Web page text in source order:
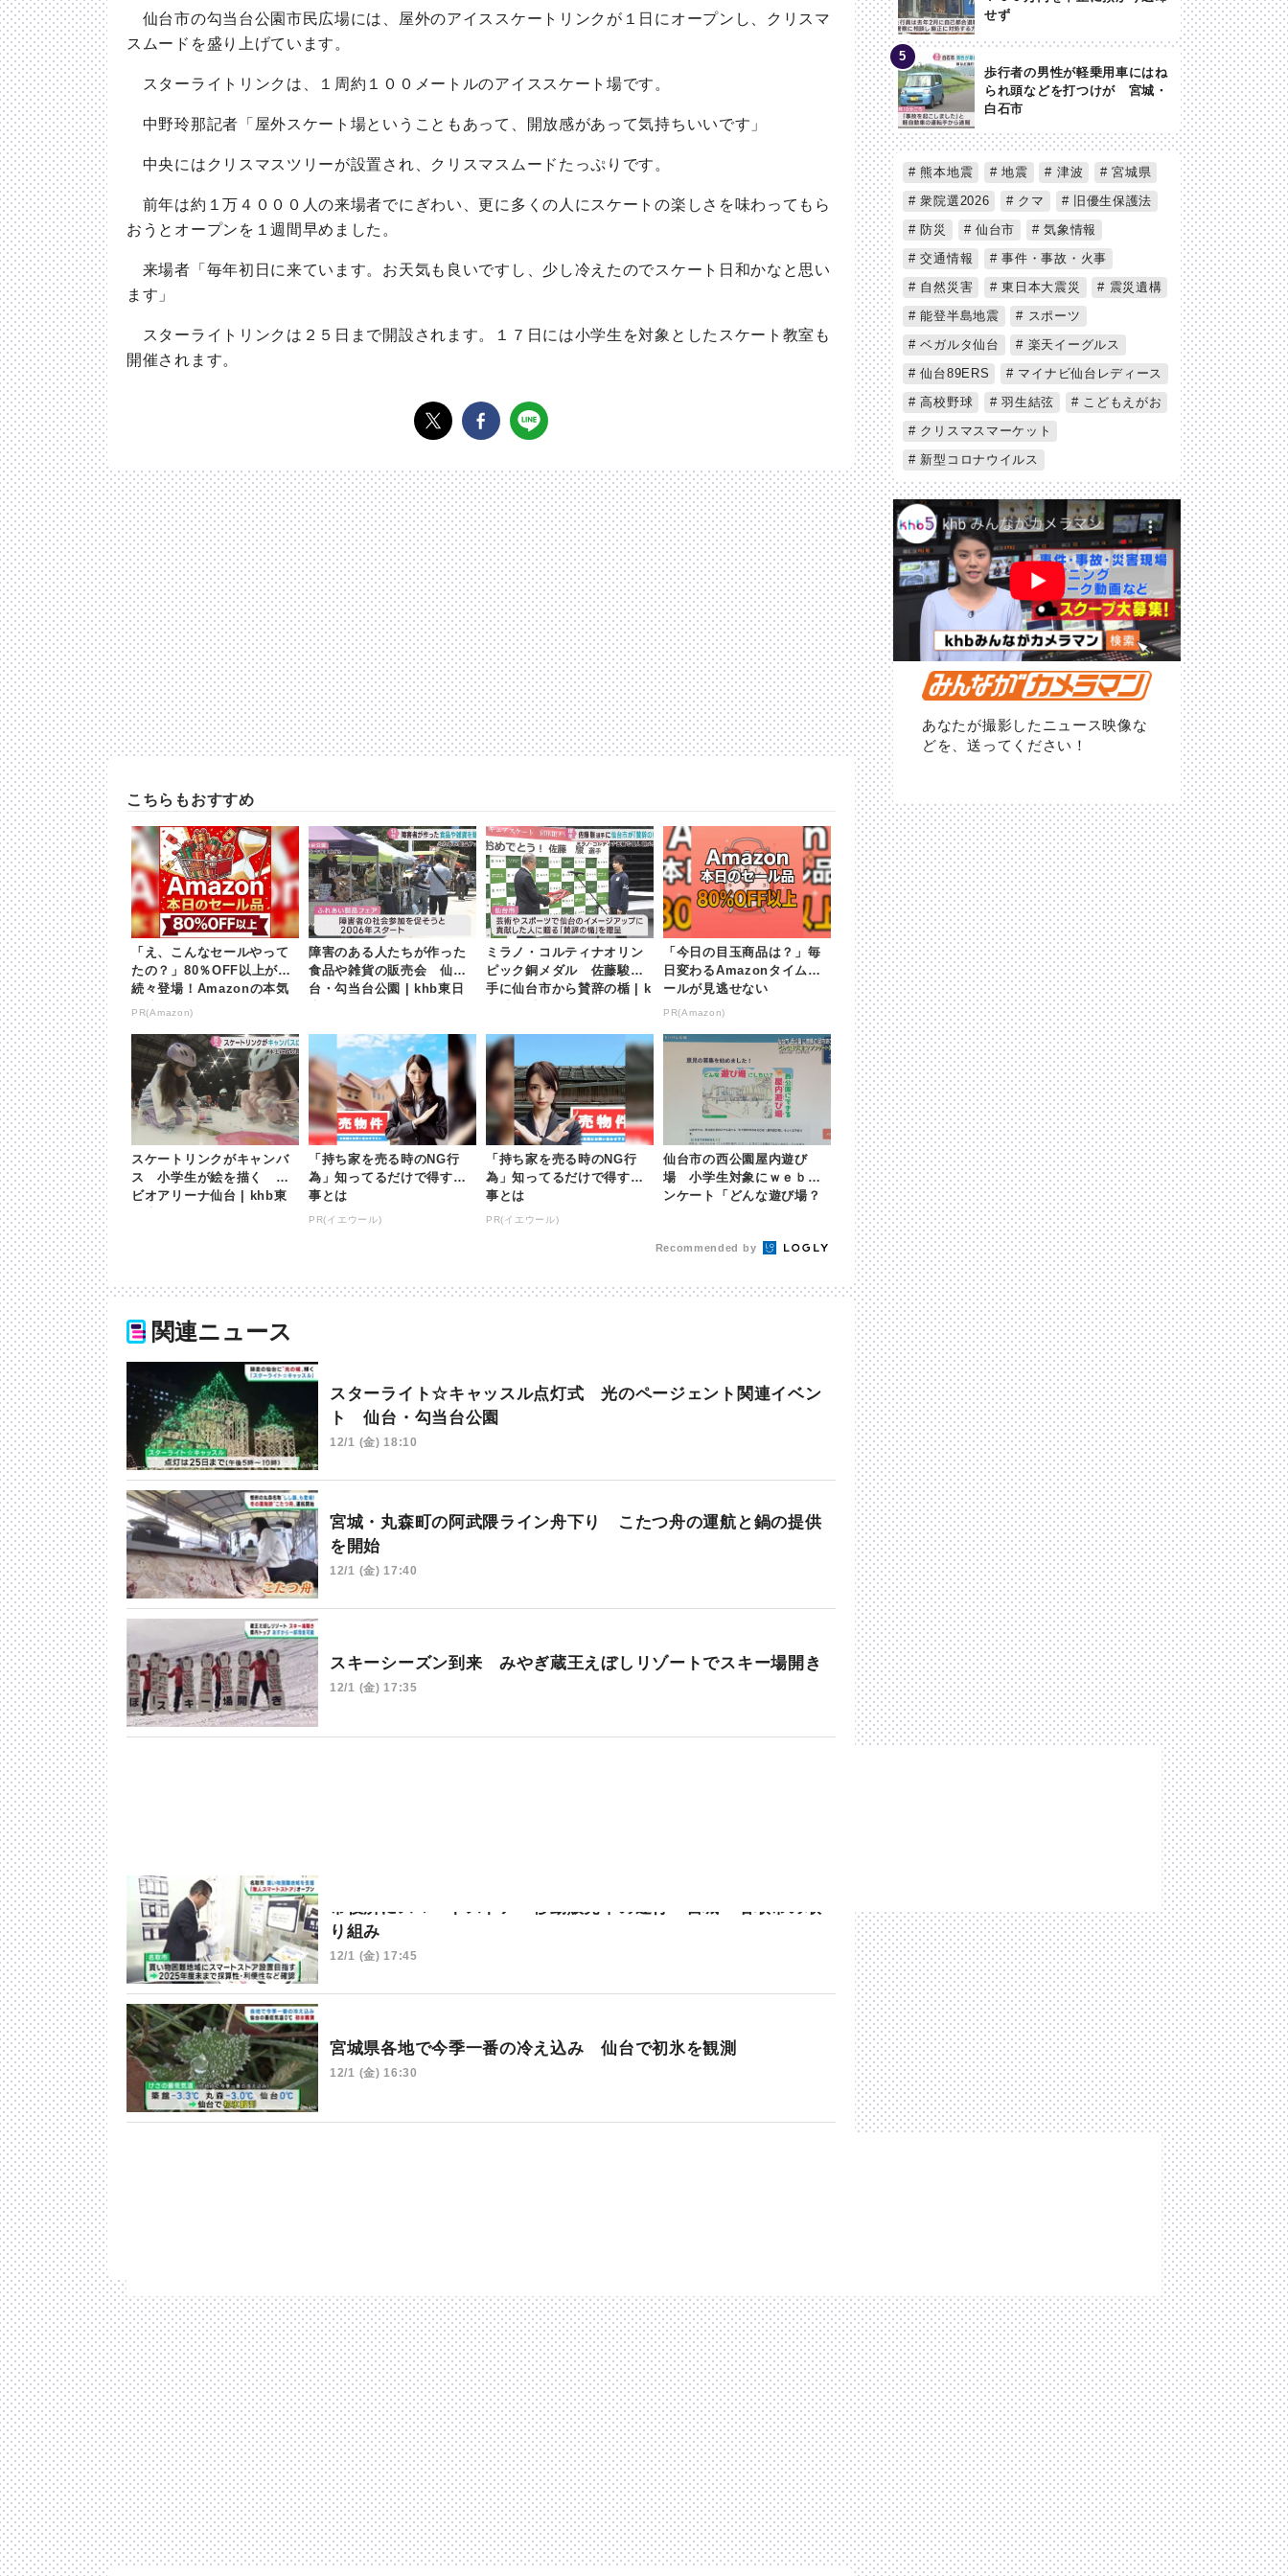
仙台市の勾当台公園市民広場には、屋外のアイススケートリンクが１日にオープンし、クリスマ
スムードを盛り上げています。
スターライトリンクは、１周約１００メートルのアイススケート場です。
中野玲那記者「屋外スケート場ということもあって、開放感があって気持ちいいです」
中央にはクリスマスツリーが設置され、クリスマスムードたっぷりです。
前年は約１万４０００人の来場者でにぎわい、更に多くの人にスケートの楽しさを味わってもら
おうとオープンを１週間早めました。
来場者「毎年初日に来ています。お天気も良いですし、少し冷えたのでスケート日和かなと思い
ます」
スターライトリンクは２５日まで開設されます。１７日には小学生を対象としたスケート教室も
開催されます。
こちらもおすすめ
「え、こんなセールやって
たの？」80％OFF以上が
続々登場！Amazonの本気
が凄すぎる
PR(Amazon)
障害のある人たちが作った
食品や雑貨の販売会 仙
台・勾当台公園 | khb東日
ミラノ・コルティナオリン
ピック銅メダル 佐藤駿選
手に仙台市から賛辞の楯 | k
「今日の目玉商品は？」毎
日変わるAmazonタイムセ
ールが見逃せない
PR(Amazon)
スケートリンクがキャンバ
ス 小学生が絵を描く ゼ
ビオアリーナ仙台 | khb東
「持ち家を売る時のNG行
為」知ってるだけで得する
事とは
PR(イエウール)
「持ち家を売る時のNG行
為」知ってるだけで得する
事とは
PR(イエウール)
仙台市の西公園屋内遊び
場 小学生対象にｗｅｂア
ンケート「どんな遊び場？
Recommended by
関連ニュース
スターライト☆キャッスル点灯式 光のページェント関連イベン
ト 仙台・勾当台公園
12/1 (金) 18:10
宮城・丸森町の阿武隈ライン舟下り こたつ舟の運航と鍋の提供
を開始
12/1 (金) 17:40
スキーシーズン到来 みやぎ蔵王えぼしリゾートでスキー場開き
12/1 (金) 17:35
市役所にスマートストア・移動販売車の運行 宮城・名取市の取
り組み
12/1 (金) 17:45
宮城県各地で今季一番の冷え込み 仙台で初氷を観測
12/1 (金) 16:30
せず
歩行者の男性が軽乗用車にはね
られ頭などを打つけが 宮城・
白石市
熊本地震 地震 津波
宮城県
衆院選2026
クマ
旧優生保護法
防災
仙台市
気象情報
交通情報
事件・事故・火事
自然災害
東日本大震災
震災遺構
能登半島地震
スポーツ
ベガルタ仙台
楽天イーグルス
仙台89ERS
マイナビ仙台レディース
高校野球
羽生結弦
こどもえがお
クリスマスマーケット
新型コロナウイルス
あなたが撮影したニュース映像な
どを、送ってください！